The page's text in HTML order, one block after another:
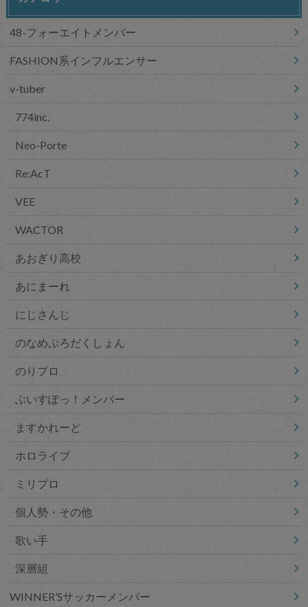
48-フォーエイトメンバー
FASHION系インフルエンサー
v-tuber
774inc.
Neo-Porte
Re:AcT
VEE
WACTOR
あおぎり高校
あにまーれ
にじさんじ
のなめぷろだくしょん
のりプロ
ぶいすぽっ！メンバー
ますかれーど
ホロライブ
ミリプロ
個人勢・その他
歌い手
深層組
WINNER’Sサッカーメンバー